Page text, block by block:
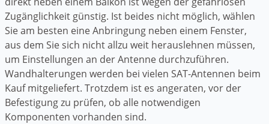
Zugänglichkeit günstig. Ist beides nicht möglich, wählen
Sie am besten eine Anbringung neben einem Fenster,
aus dem Sie sich nicht allzu weit herauslehnen müssen,
um Einstellungen an der Antenne durchzuführen.
Wandhalterungen werden bei vielen SAT-Antennen beim
Kauf mitgeliefert. Trotzdem ist es angeraten, vor der
Befestigung zu prüfen, ob alle notwendigen
Komponenten vorhanden sind.